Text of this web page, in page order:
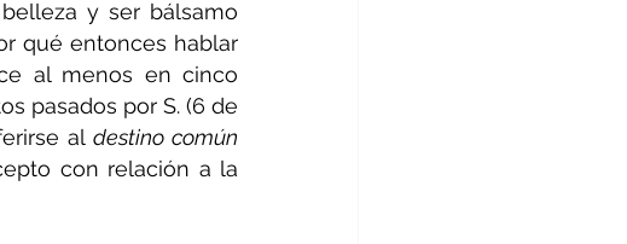
y ser bálsamo
qué entonces hablar
al menos en cinco
pasados por S. (6 de
al
con relación a la